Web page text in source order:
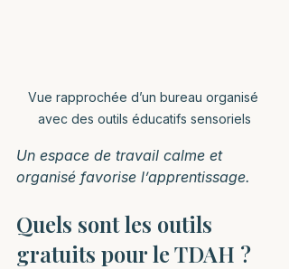
Vue rapprochée d’un bureau organisé
avec des outils éducatifs sensoriels
Un espace de travail calme et
organisé favorise l’apprentissage.
Quels sont les outils
gratuits pour le TDAH ?